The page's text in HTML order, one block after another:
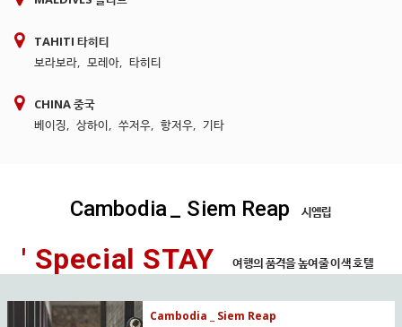
TAHITI 타히티
보라보라, 모레아, 타히티
CHINA 중국
베이징, 상하이, 쑤저우, 항저우, 기타
Cambodia_ Siem Reap 시엠립
' Special STAY 여행의 품격을 높여줄 이색 호텔
Cambodia _ Siem Reap